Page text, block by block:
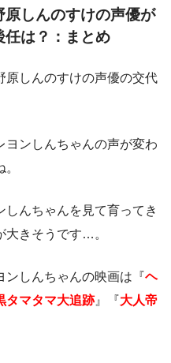
しんのすけの声優が
任は？：まとめ
原しんのすけの声優の交代
ヨンしんちゃんの声が変わ
んちゃんを見て育ってき
大きそうです…。
ンしんちゃんの映画は『ヘ
タマタマ大追跡』『大人帝